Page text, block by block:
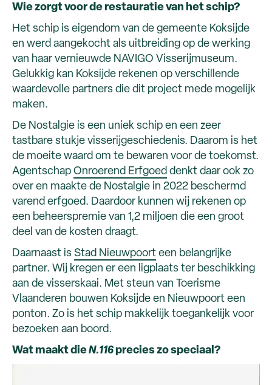
Wie zorgt voor de restauratie van het schip?
Het schip is eigendom van de gemeente Koksijde
en werd aangekocht als uitbreiding op de werking
van haar vernieuwde NAVIGO Visserijmuseum.
Gelukkig kan Koksijde rekenen op verschillende
waardevolle partners die dit project mede mogelijk
maken.
De Nostalgie is een uniek schip en een zeer
tastbare stukje visserijgeschiedenis. Daarom is het
de moeite waard om te bewaren voor de toekomst.
Agentschap Onroerend Erfgoed denkt daar ook zo
over en maakte de Nostalgie in 2022 beschermd
varend erfgoed. Daardoor kunnen wij rekenen op
een beheerspremie van 1,2 miljoen die een groot
deel van de kosten draagt.
Daarnaast is Stad Nieuwpoort een belangrijke
partner. Wij kregen er een ligplaats ter beschikking
aan de visserskaai. Met steun van Toerisme
Vlaanderen bouwen Koksijde en Nieuwpoort een
ponton. Zo is het schip makkelijk toegankelijk voor
bezoeken aan boord.
Wat maakt dieN.116precies zo speciaal?